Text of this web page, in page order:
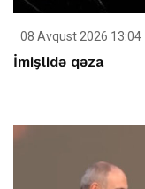
08 Avqust 2026 13:04
İmişlidə qəza